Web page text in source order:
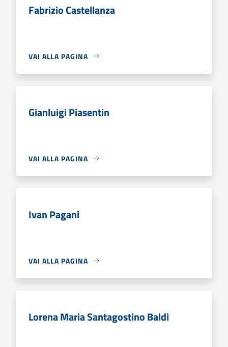
Fabrizio Castellanza
VAI ALLA PAGINA
Gianluigi Piasentin
VAI ALLA PAGINA
Ivan Pagani
VAI ALLA PAGINA
Lorena Maria Santagostino Baldi